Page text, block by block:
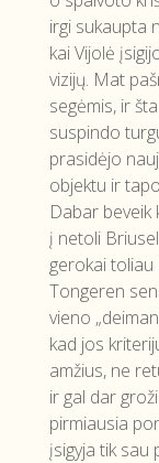
irgi sukaupta
kai Vijolė
vizijų. Mat
segėmis, ir
suspindo
prasidėjo
objektu ir
Dabar beveik
į netoli
gerokai
Tongeren
vieno
kad jos
amžius, ne
ir gal dar
pirmiausia
įsigyja tik sau